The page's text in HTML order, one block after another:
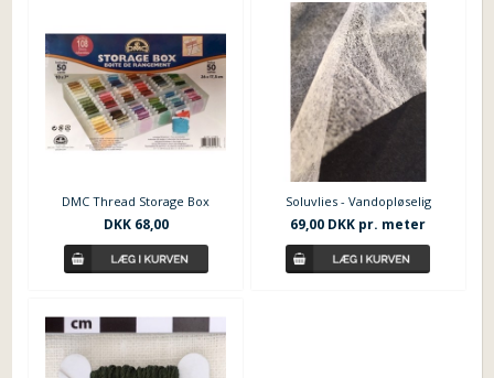
DMC Thread Storage Box
DKK 68,00
Soluvlies - Vandopløselig
69,00 DKK pr. meter